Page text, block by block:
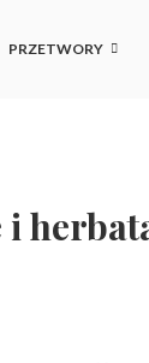
PRZETWORY